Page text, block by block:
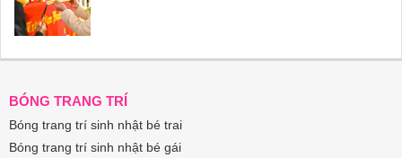
BÓNG TRANG TRÍ
Bóng trang trí sinh nhật bé trai
Bóng trang trí sinh nhật bé gái